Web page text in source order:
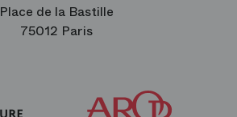
Place de la Bastille
75012 Paris